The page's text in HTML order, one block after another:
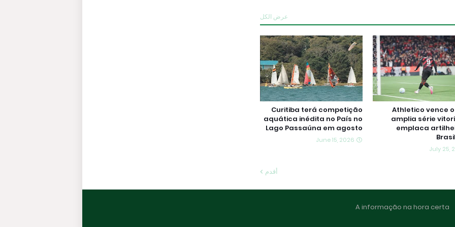
عرض الكل
Athletico vence
amplia série
emplaca
July 25,
Curitiba terá competição
aquática inédita no País no
Lago Passaúna em agosto
June 15, 2026
أقدم
A informação na hora certa